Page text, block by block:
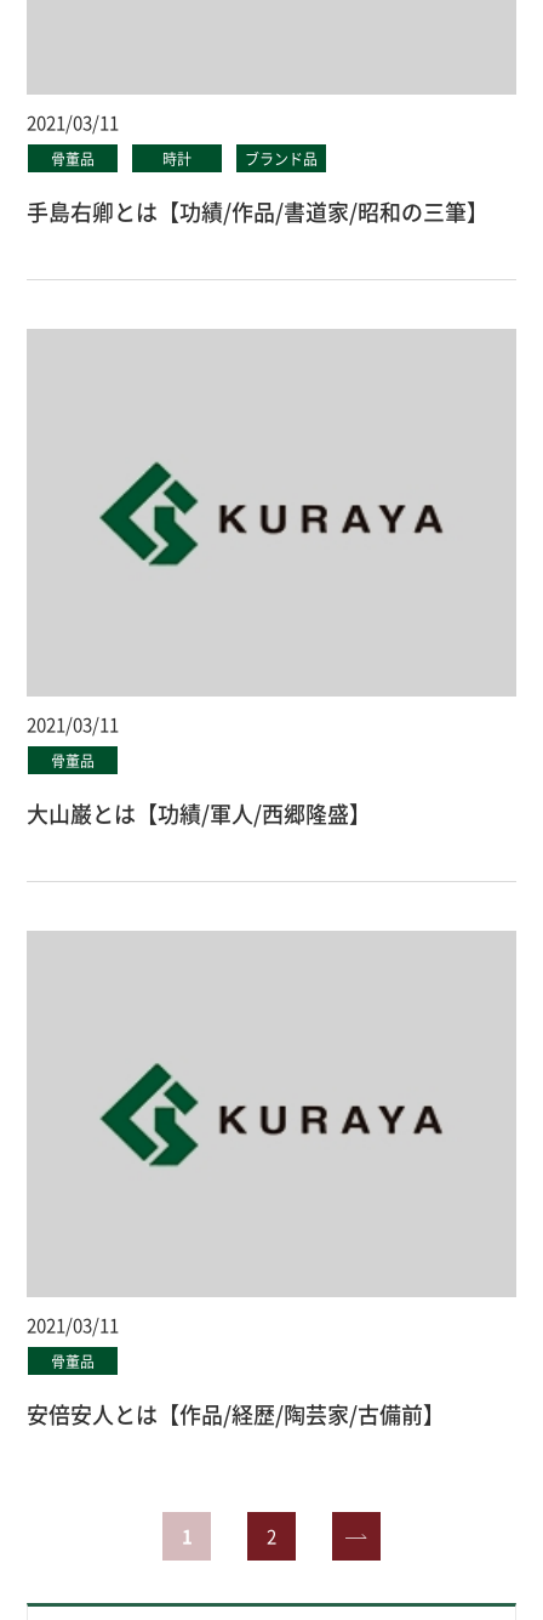
2021/03/11
骨董品 時計 ブランド品
手島右卿とは【功績/作品/書道家/昭和の三筆】
2021/03/11
骨董品
大山巌とは【功績/軍人/西郷隆盛】
2021/03/11
骨董品
安倍安人とは【作品/経歴/陶芸家/古備前】
1 2 »